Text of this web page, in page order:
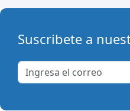
Suscribete a